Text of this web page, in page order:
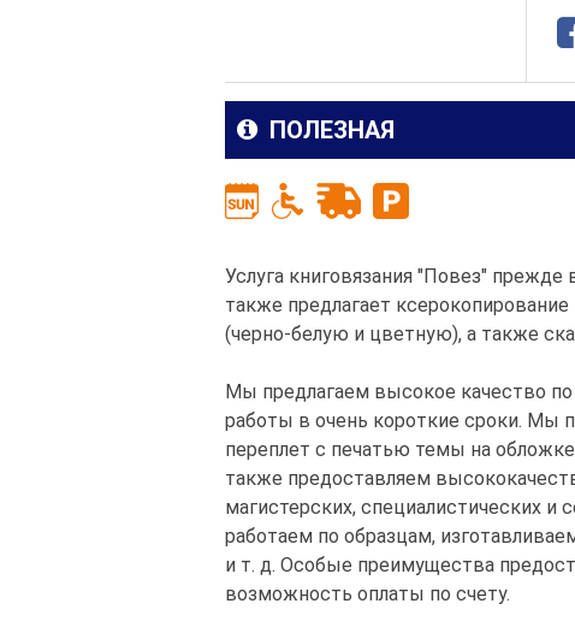
ПОЛЕЗНАЯ
Услуга книговязания "Повез" прежде
также предлагает
(черно-белую и цветную), а также
Мы предлагаем высокое качество
работы в очень короткие сроки. Мы
переплет с печатью темы на
также предоставляем
магистерских, специалистических
работаем по образцам,
и т. д. Особые преимущества
возможность оплаты по счету.